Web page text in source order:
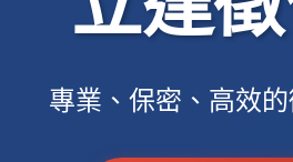
專業、保密、高效